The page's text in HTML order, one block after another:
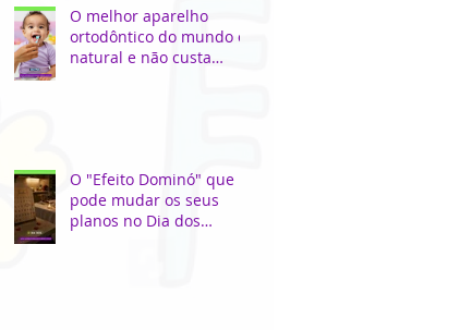
O melhor aparelho
ortodôntico do mundo é
natural e não custa
O "Efeito Dominó" que
pode mudar os seus
planos no Dia dos